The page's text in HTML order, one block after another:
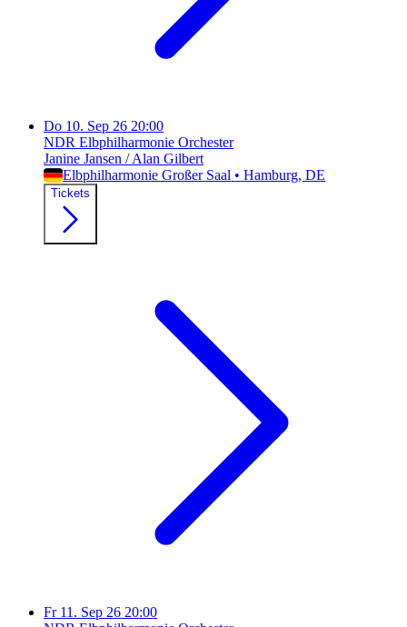
Do 10. Sep 26 20:00
NDR Elbphilharmonie Orchester
Janine Jansen / Alan Gilbert
Elbphilharmonie Großer Saal • Hamburg, DE
Tickets
Fr 11. Sep 26 20:00